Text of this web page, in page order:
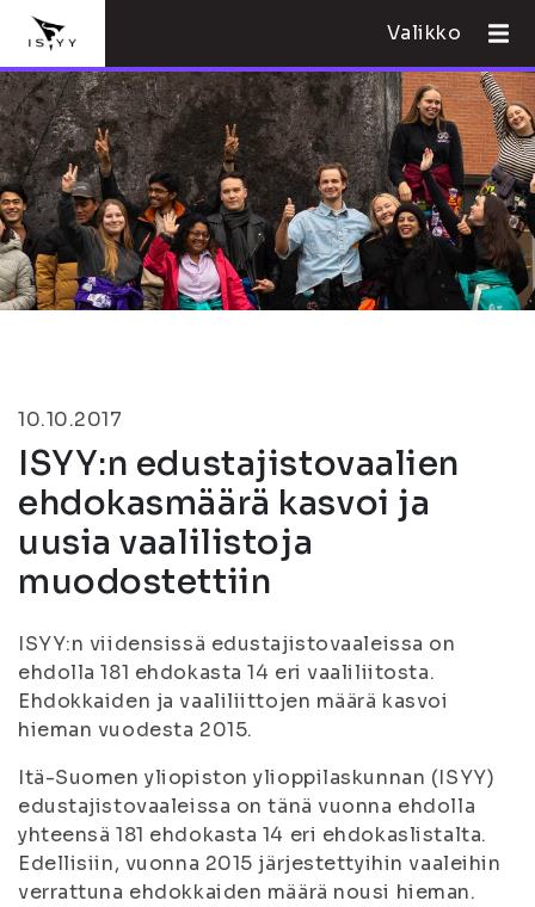
Valikko
10.10.2017
ISYY:n edustajistovaalien
ehdokasmäärä kasvoi ja
uusia vaalilistoja
muodostettiin
ISYY:n viidensissä edustajistovaaleissa on
ehdolla 181 ehdokasta 14 eri vaaliliitosta.
Ehdokkaiden ja vaaliliittojen määrä kasvoi
hieman vuodesta 2015.
Itä-Suomen yliopiston ylioppilaskunnan (ISYY)
edustajistovaaleissa on tänä vuonna ehdolla
yhteensä 181 ehdokasta 14 eri ehdokaslistalta.
Edellisiin, vuonna 2015 järjestettyihin vaaleihin
verrattuna ehdokkaiden määrä nousi hieman.